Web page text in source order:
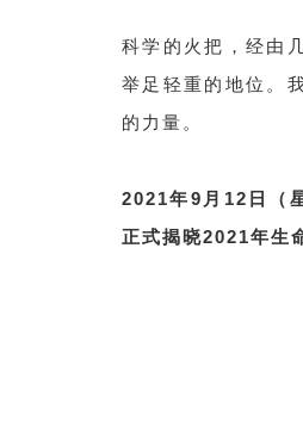
科学的火把，经由
举足轻重的地位。
的力量。
2021年9月12日（
正式揭晓2021年生